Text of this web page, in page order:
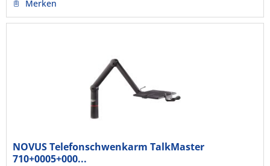
Merken
NOVUS Telefonschwenkarm TalkMaster
710+0005+000...